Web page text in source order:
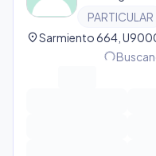
PARTICULAR
location_on
progress_activity